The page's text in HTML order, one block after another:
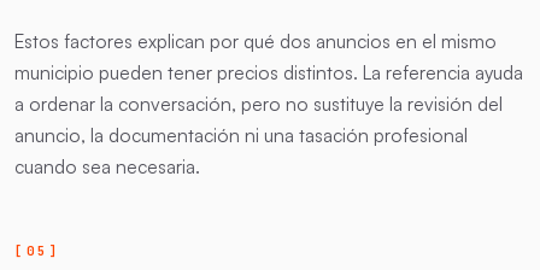
Estos factores explican por qué dos anuncios en el mismo
municipio pueden tener precios distintos. La referencia ayuda
a ordenar la conversación, pero no sustituye la revisión del
anuncio, la documentación ni una tasación profesional
cuando sea necesaria.